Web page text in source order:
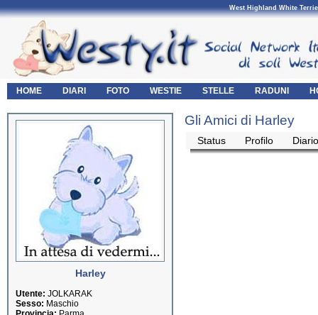
West Highland White
HOME DIARI FOTO WESTIE STELLE RADUNI
Harley
Utente: JOLKARAK
Sesso: Maschio
Gli Amici di Harley
Status Profilo Diario